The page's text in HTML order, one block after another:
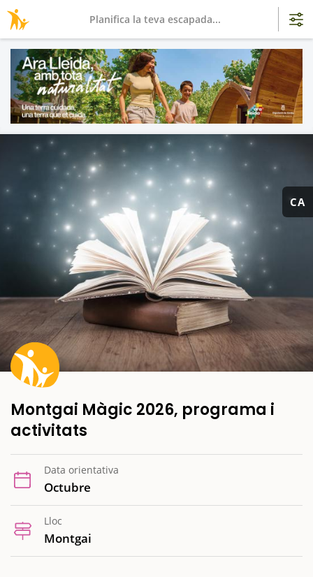
CA
Montgai Màgic 2026, programa i
activitats
Data orientativa
Octubre
Lloc
Montgai
Planifica la teva escapada...